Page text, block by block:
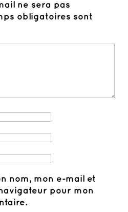
ne sera pas
obligatoires sont
nom, mon e-mail et
pour mon